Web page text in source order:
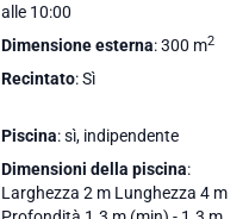
alle 10:00
Dimensione esterna: 300 m2
Recintato: Sì
Piscina: sì, indipendente
Dimensioni della piscina:
Larghezza 2 m Lunghezza 4 m